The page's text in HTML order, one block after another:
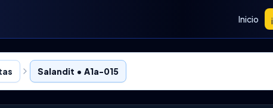
Inicio
Salandit • A1a-015